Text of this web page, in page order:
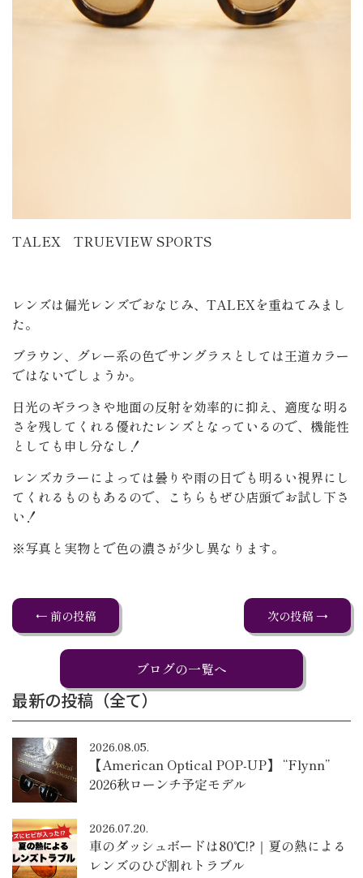
TALEX TRUEVIEW SPORTS
レンズは偏光レンズでおなじみ、TALEXを重ねてみまし
た。
ブラウン、グレー系の色でサングラスとしては王道カラー
ではないでしょうか。
日光のギラつきや地面の反射を効率的に抑え、適度な明る
さを残してくれる優れたレンズとなっているので、機能性
としても申し分なし！
レンズカラーによっては曇りや雨の日でも明るい視界にし
てくれるものもあるので、こちらもぜひ店頭でお試し下さ
い！
※写真と実物とで色の濃さが少し異なります。
← 前の投稿 次の投稿 →
ブログの一覧へ
最新の投稿（全て）
2026.08.05.
【American Optical POP-UP】 “Flynn”
2026秋ローンチ予定モデル
2026.07.20.
車のダッシュボードは80℃!?｜夏の熱による
レンズのひび割れトラブル